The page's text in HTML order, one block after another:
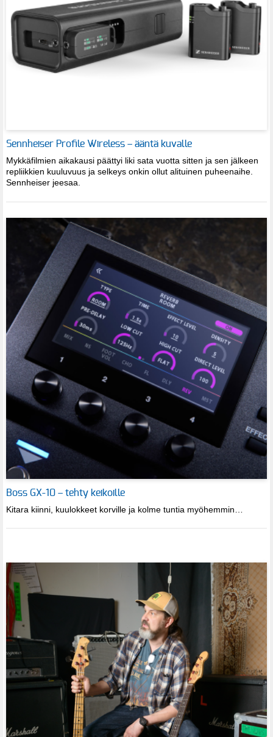
Sennheiser Profile Wireless – ääntä kuvalle
Mykkäfilmien aikakausi päättyi liki sata vuotta sitten ja sen jälkeen
repliikkien kuuluvuus ja selkeys onkin ollut alituinen puheenaihe.
Sennheiser jeesaa.
Boss GX-10 – tehty keikoille
Kitara kiinni, kuulokkeet korville ja kolme tuntia myöhemmin…